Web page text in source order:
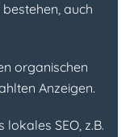
auch
organischen
Anzeigen.
SEO, z.B.